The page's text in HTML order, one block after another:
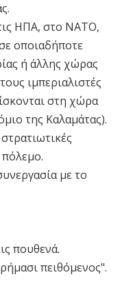
ΗΠΑ, στο ΝΑΤΟ,
οποιαδήποτε
ή άλλης χώρας
ιμπεριαλιστές
στη χώρα
της Καλαμάτας).
πόλεμο.
με το
πουθενά.
πειθόμενος".